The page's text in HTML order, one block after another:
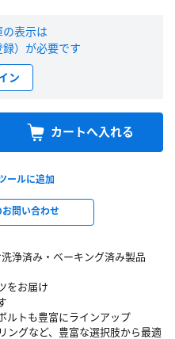
浄済み・ベーキング済み製品
をお届け
ルトも豊富にラインアップ
ングなど、豊富な選択肢から最適
表示は
）が必要です
ン
カートへ入れる
ールに追加
問い合わせ
登録となるまで、数日間かかる場合
する場合があります。
こちら
わせページ よりお問い合わせくださ